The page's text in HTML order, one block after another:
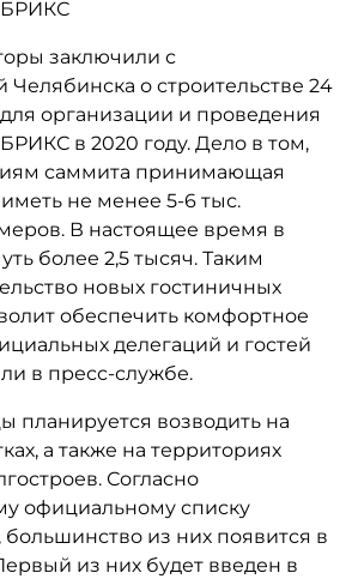
заключили с
о строительстве 24
организации и проведения
в 2020 году. Дело в том,
саммита принимающая
не менее 5-6 тыс.
В настоящее время в
более 2,5 тысяч. Таким
новых гостиничных
обеспечить комфортное
делегаций и гостей
в пресс-службе.
планируется возводить на
а также на территориях
Согласно
официальному списку
из них появится в
из них будет введен в